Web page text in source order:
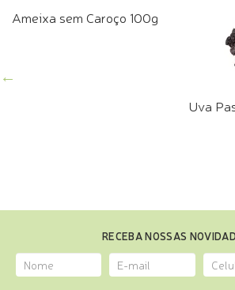
Ameixa sem Caroço 100g
Uva
RECEBA NOSSAS